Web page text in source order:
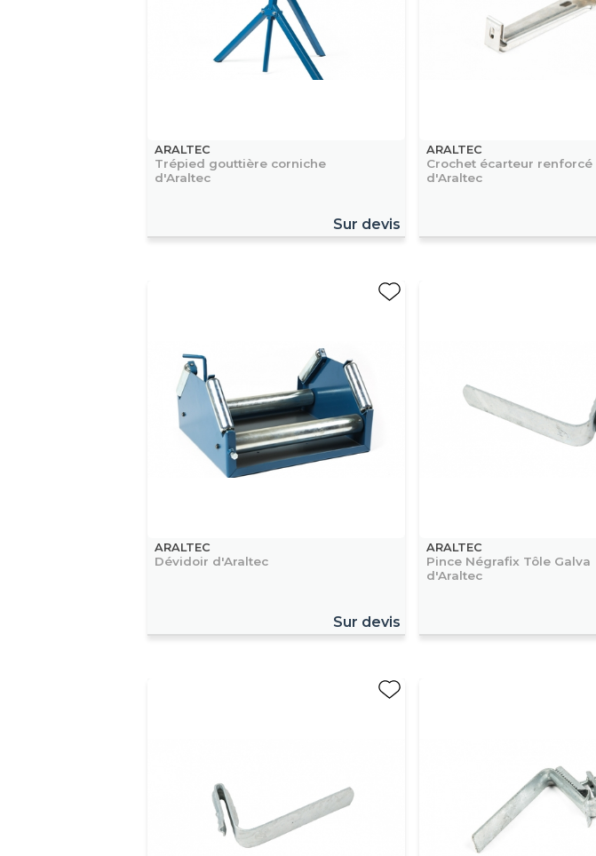
ARALTEC
Trépied gouttière corniche
d'Araltec
Sur devis
ARALTEC
Crochet écarteur renforcé
d'Araltec
ARALTEC
Dévidoir d'Araltec
Sur devis
ARALTEC
Pince Négrafix Tôle Galva
d'Araltec